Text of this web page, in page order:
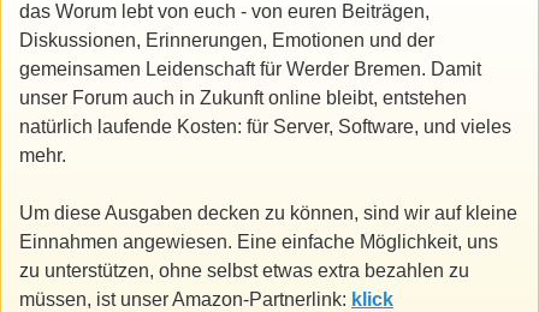
das Worum lebt von euch - von euren Beiträgen,
Diskussionen, Erinnerungen, Emotionen und der
gemeinsamen Leidenschaft für Werder Bremen. Damit
unser Forum auch in Zukunft online bleibt, entstehen
natürlich laufende Kosten: für Server, Software, und vieles
mehr.
Um diese Ausgaben decken zu können, sind wir auf kleine
Einnahmen angewiesen. Eine einfache Möglichkeit, uns
zu unterstützen, ohne selbst etwas extra bezahlen zu
müssen, ist unser Amazon-Partnerlink: klick